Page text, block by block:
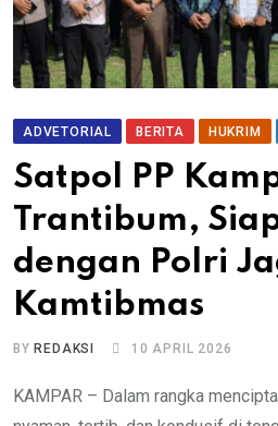
ADVETORIAL BERITA HUKRIM
Satpol PP
Trantibum,
dengan Polri
Kamtibmas
BYREDAKSI 10 APRIL 2026
KAMPAR – Dalam rangka